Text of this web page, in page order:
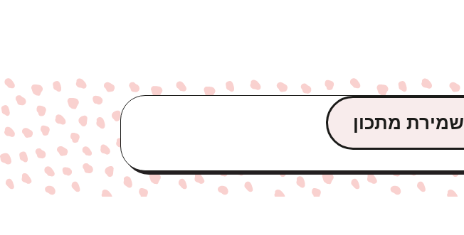
שמירת מתכון